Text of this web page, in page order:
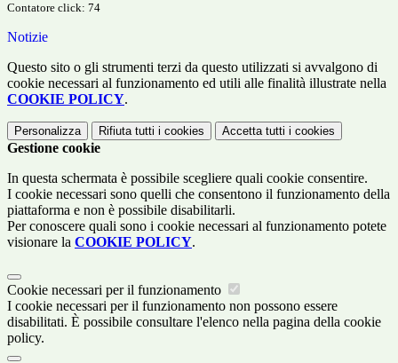
Contatore click: 74
Notizie
Questo sito o gli strumenti terzi da questo utilizzati si avvalgono di
cookie necessari al funzionamento ed utili alle finalità illustrate nella
COOKIE POLICY.
Personalizza Rifiuta tutti i cookies Accetta tutti i cookies
Gestione cookie
In questa schermata è possibile scegliere quali cookie consentire.
I cookie necessari sono quelli che consentono il funzionamento della
piattaforma e non è possibile disabilitarli.
Per conoscere quali sono i cookie necessari al funzionamento potete
visionare la COOKIE POLICY.
Cookie necessari per il funzionamento
I cookie necessari per il funzionamento non possono essere
disabilitati. È possibile consultare l'elenco nella pagina della cookie
policy.